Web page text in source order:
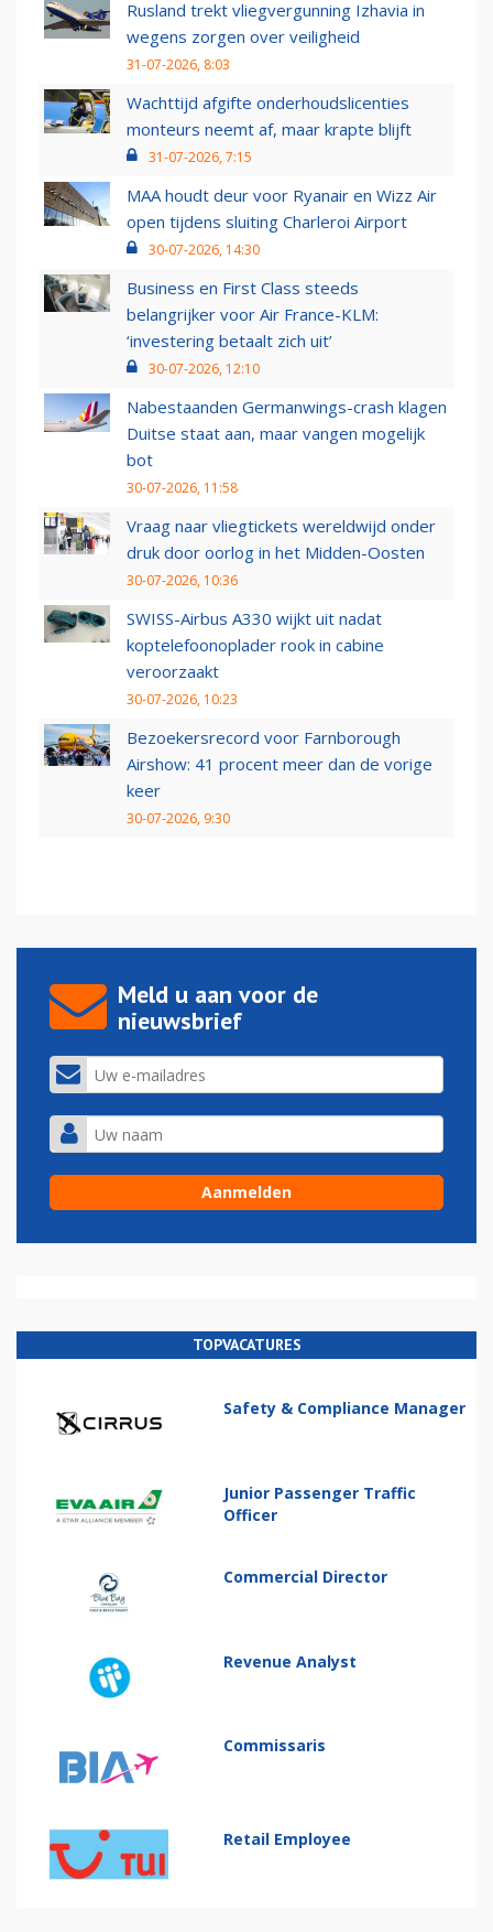
Rusland trekt vliegvergunning Izhavia in
wegens zorgen over veiligheid
31-07-2026, 8:03
Wachttijd afgifte onderhoudslicenties
monteurs neemt af, maar krapte blijft
31-07-2026, 7:15
MAA houdt deur voor Ryanair en Wizz Air
open tijdens sluiting Charleroi Airport
30-07-2026, 14:30
Business en First Class steeds
belangrijker voor Air France-KLM:
‘investering betaalt zich uit’
30-07-2026, 12:10
Nabestaanden Germanwings-crash klagen
Duitse staat aan, maar vangen mogelijk
bot
30-07-2026, 11:58
Vraag naar vliegtickets wereldwijd onder
druk door oorlog in het Midden-Oosten
30-07-2026, 10:36
SWISS-Airbus A330 wijkt uit nadat
koptelefoonoplader rook in cabine
veroorzaakt
30-07-2026, 10:23
Bezoekersrecord voor Farnborough
Airshow: 41 procent meer dan de vorige
keer
30-07-2026, 9:30
Meld u aan voor de
nieuwsbrief
TOPVACATURES
Safety & Compliance Manager
Junior Passenger Traffic
Officer
Commercial Director
Revenue Analyst
Commissaris
Retail Employee